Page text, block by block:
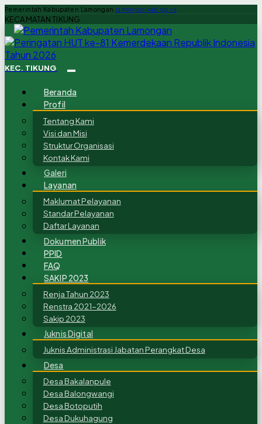
Pemerintah Kabupaten Lamongan lamongankab.go.id
KECAMATAN TIKUNG
KEC. TIKUNG
Beranda
Profil
Tentang Kami
Visi dan Misi
Struktur Organisasi
Kontak Kami
Galeri
Layanan
Maklumat Pelayanan
Standar Pelayanan
Daftar Layanan
Dokumen Publik
PPID
FAQ
SAKIP 2023
Renja Tahun 2023
Renstra 2021-2026
Sakip 2023
Juknis Digital
Juknis Administrasi Jabatan Perangkat Desa
Desa
Desa Bakalanpule
Desa Balongwangi
Desa Botoputih
Desa Dukuhagung